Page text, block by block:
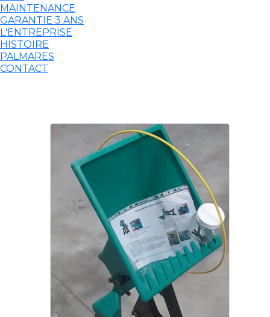
MAINTENANCE
GARANTIE 3 ANS
L'ENTREPRISE
HISTOIRE
PALMARES
CONTACT